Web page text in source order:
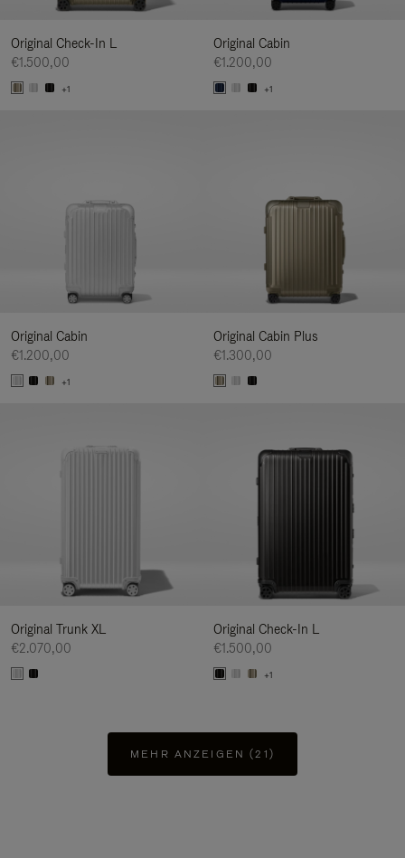
Original Check-In L
€1.500,00
+1
Original Cabin
€1.200,00
+1
Original Cabin
€1.200,00
+1
Original Cabin Plus
€1.300,00
Original Trunk XL
€2.070,00
Original Check-In L
€1.500,00
+1
MEHR ANZEIGEN (21)